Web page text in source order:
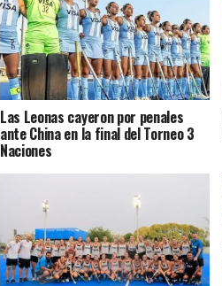
Las Leonas cayeron por penales
ante China en la final del Torneo 3
Naciones